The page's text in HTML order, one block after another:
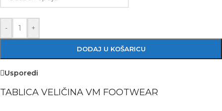
- +
DODAJ U KOŠARICU
Usporedi
TABLICA VELIČINA VM FOOTWEAR